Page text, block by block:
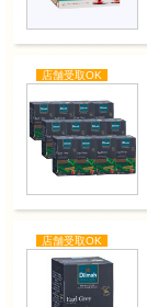
店舗受取OK
店舗受取OK